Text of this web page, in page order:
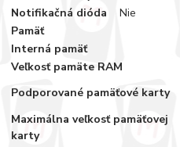
Notifikačná dióda
Nie
Pamäť
Interná pamäť
Veľkosť pamäte RAM
Podporované pamäťové karty
Maximálna veľkosť pamäťovej
karty